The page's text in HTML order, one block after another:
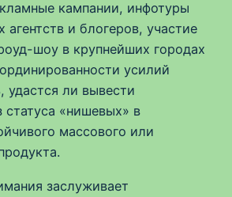
кампании, инфотуры
агентств и блогеров, участие
шоу в крупнейших городах
усилий
удастся ли вывести
статуса «нишевых» в
массового или
заслуживает